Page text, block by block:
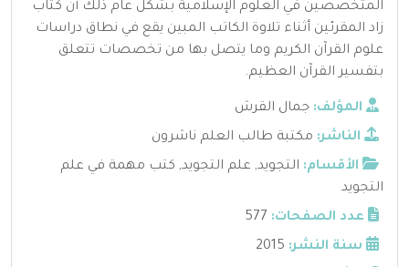
المتخصصين في العلوم الإسلامية بشكل عام ذلك أن كتاب
زاد المقرئين أثناء تلاوة الكاتب المبين يقع في نطاق دراسات
علوم القرآن الكريم وما يتصل بها من تخصصات تتعلق
بتفسير القرآن العظيم.
المؤلف: جمال القرش
الناشر: مكتبة طالب العلم ناشرون
الأقسام: التجويد, علم التجويد, كتب مهمة في علم
التجويد
عدد الصفحات: 577
سنة النشر: 2015